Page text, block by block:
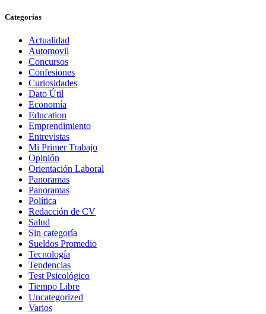
Categorias
Actualidad
Automovil
Concursos
Confesiones
Curiosidades
Dato Útil
Economía
Education
Emprendimiento
Entrevistas
Mi Primer Trabajo
Opinión
Orientación Laboral
Panoramas
Panoramas
Política
Redacción de CV
Salud
Sin categoría
Sueldos Promedio
Tecnología
Tendencias
Test Psicológico
Tiempo Libre
Uncategorized
Varios